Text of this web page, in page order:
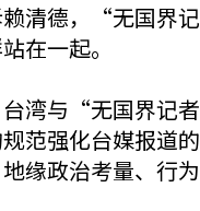
清德，“无国界
在一起。
湾与“无国界记
范强化台媒报道
缘政治考量、行